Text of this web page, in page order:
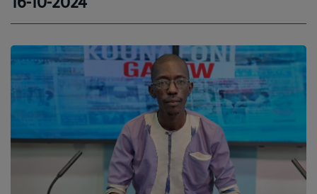
ACTUALITÉS
EMISSIONS
EQUIPES
EVÈNEMENTS
TOP 10